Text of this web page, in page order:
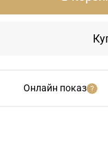
Онлайн показ